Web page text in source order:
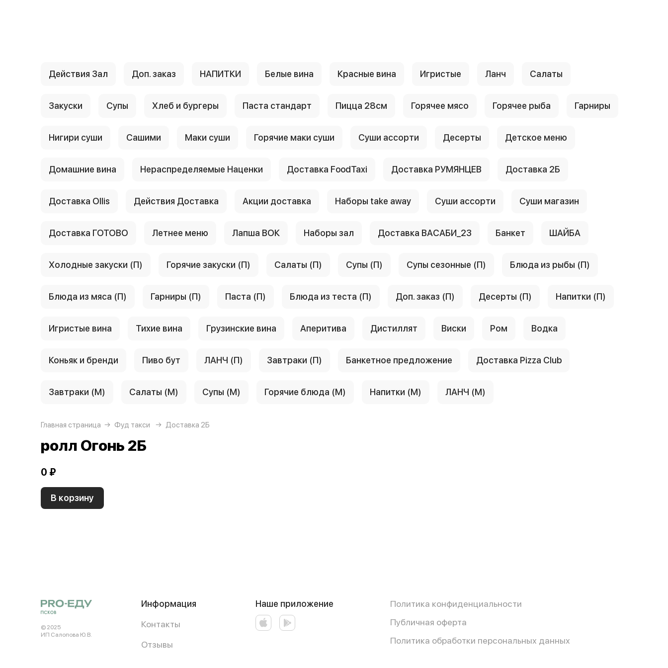
Действия Зал Доп. заказ НАПИТКИ Белые вина Красные вина Игристые Ланч Салаты
Закуски Супы Хлеб и бургеры Паста стандарт Пицца 28см Горячее мясо Горячее рыба Гарниры
Нигири суши Сашими Маки суши Горячие маки суши Суши ассорти Десерты Детское меню
Домашние вина Нераспределяемые Наценки Доставка FoodTaxi Доставка РУМЯНЦЕВ Доставка 2Б
Доставка Ollis Действия Доставка Акции доставка Наборы take away Суши ассорти Суши магазин
Доставка ГОТОВО Летнее меню Лапша ВОК Наборы зал Доставка ВАСАБИ_23 Банкет ШАЙБА
Холодные закуски (П) Горячие закуски (П) Салаты (П) Супы (П) Супы сезонные (П) Блюда из рыбы (П)
Блюда из мяса (П) Гарниры (П) Паста (П) Блюда из теста (П) Доп. заказ (П) Десерты (П) Напитки (П)
Игристые вина Тихие вина Грузинские вина Аперитива Дистиллят Виски Ром Водка
Коньяк и бренди Пиво бут ЛАНЧ (П) Завтраки (П) Банкетное предложение Доставка Pizza Club
Завтраки (М) Салаты (М) Супы (М) Горячие блюда (М) Напитки (М) ЛАНЧ (М)
Главная страница Фуд такси Доставка 2Б
ролл Огонь 2Б
0 ₽
В корзину
© 2025
ИП Салопова Ю. В.
Информация
Контакты
Отзывы
Наше приложение
Политика конфиденциальности
Публичная оферта
Политика обработки персональных данных